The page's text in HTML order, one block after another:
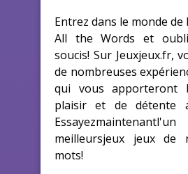
Entrez dans le monde de
All the Words et
soucis! Sur Jeuxjeux.fr,
de nombreuses
qui vous apporteront
plaisir et de détente
meilleursjeux jeux de
mots!